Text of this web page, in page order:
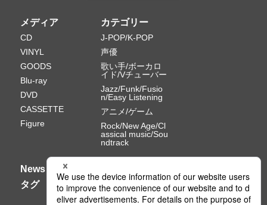
メディア
CD
VINYL
GOODS
Blu-ray
DVD
CASSETTE
Figure
カテゴリー
J-POP/K-POP
声優
歌い手/ボーカロ
イド/Vチューバー
Jazz/Funk/Fusio
n/Easy Listening
アニメ/ゲーム
Rock/New Age/Cl
assical music/Sou
ndtrack
News
タグ